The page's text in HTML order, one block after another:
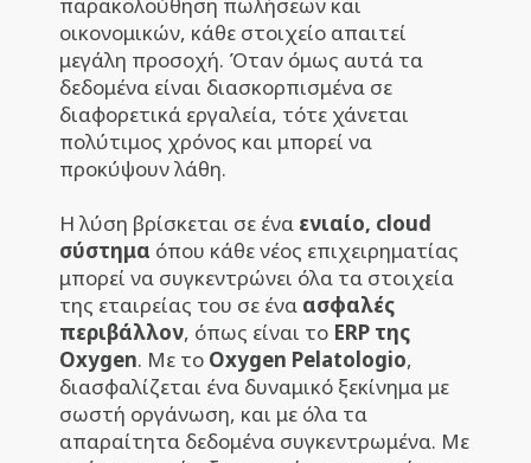
παρακολούθηση πωλήσεων και
οικονομικών, κάθε στοιχείο απαιτεί
μεγάλη προσοχή. Όταν όμως αυτά τα
δεδομένα είναι διασκορπισμένα σε
διαφορετικά εργαλεία, τότε χάνεται
πολύτιμος χρόνος και μπορεί να
προκύψουν λάθη.
Η λύση βρίσκεται σε ένα ενιαίο, cloud
σύστημα όπου κάθε νέος επιχειρηματίας
μπορεί να συγκεντρώνει όλα τα στοιχεία
της εταιρείας του σε ένα ασφαλές
περιβάλλον, όπως είναι το ERP της
Oxygen. Με το Oxygen Pelatologio,
διασφαλίζεται ένα δυναμικό ξεκίνημα με
σωστή οργάνωση, και με όλα τα
απαραίτητα δεδομένα συγκεντρωμένα. Με